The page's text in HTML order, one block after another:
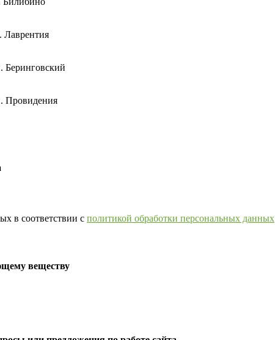
Провидения
в соответствии с политикой обработки персональных данных
веществу